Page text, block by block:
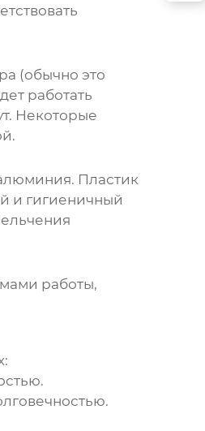
(обычно это
работать
Некоторые
Пластик
и гигиеничный
работы,